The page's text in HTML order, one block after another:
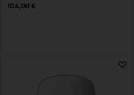
Original Price
104,00 €